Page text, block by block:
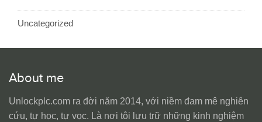
Uncategorized
About me
Unlockplc.com ra đời năm 2014, với niềm đam mê nghiên
cứu, tự học, tự vọc. Là nơi tôi lưu trữ những kinh nghiệm